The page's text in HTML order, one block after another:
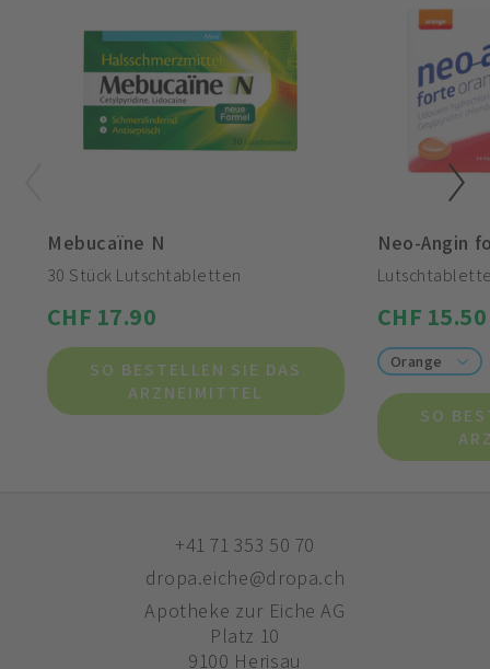
Mebucaïne N
30 Stück Lutschtabletten
CHF 17.90
SO BESTELLEN SIE DAS
ARZNEIMITTEL
Neo-Angin
CHF 15.50
Orange
SO
+41 71 353 50 70
dropa.eiche@dropa.ch
Apotheke zur Eiche AG
Platz 10
9100 Herisau